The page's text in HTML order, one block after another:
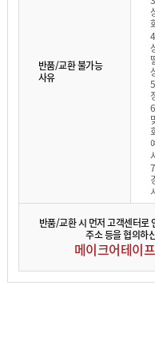
반품/교환 불가능
사유
반품/교환 시 먼저 고객센터로
주소 등을 협의하
메이크어테이